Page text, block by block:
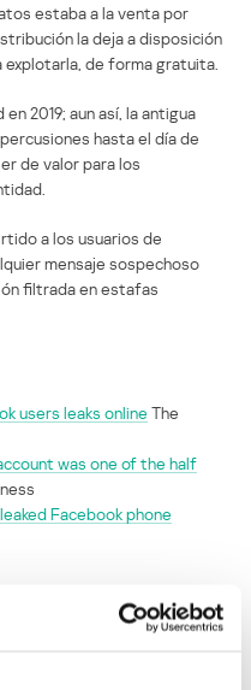
estaba a la venta por
la deja a disposición
de forma gratuita.
2019; aun así, la antigua
hasta el día de
de valor para los
a los usuarios de
mensaje sospechoso
filtrada en estafas
users leaks online The
was one of the half
Facebook phone